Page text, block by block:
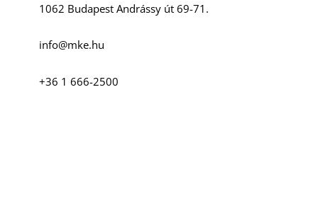
1062 Budapest Andrássy út 69-71.
info@mke.hu
+36 1 666-2500